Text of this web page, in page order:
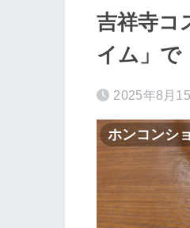
吉祥寺コ
イム」で
2025年8月15
ホンコンシ